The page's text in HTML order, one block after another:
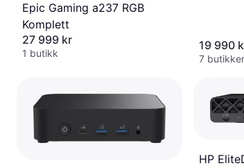
Epic Gaming a237 RGB
Komplett
27 999 kr
1 butikk
19 990
7 butikker
HP